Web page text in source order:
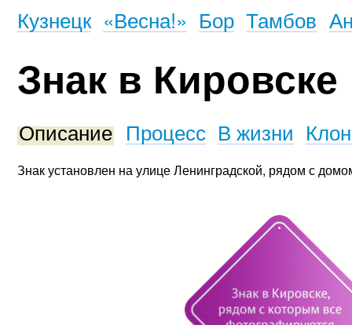
Кузнецк «Весна!» Бор Тамбов
Знак в Кировске
Описание Процесс В жизни
Знак установлен на улице Ленинградской, рядом с